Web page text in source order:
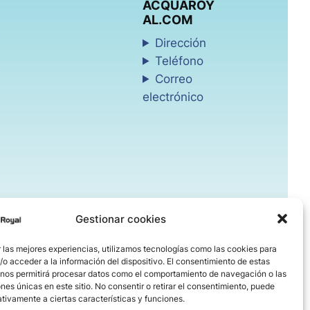
Gestionar cookies
las mejores experiencias, utilizamos tecnologías como las cookies para
o acceder a la información del dispositivo. El consentimiento de estas
permitirá procesar datos como el comportamiento de navegación o las
únicas en este sitio. No consentir o retirar el consentimiento, puede
a ciertas características y funciones.
ACQUAROY
AL.COM
Dirección
Teléfono
Correo
electrónico